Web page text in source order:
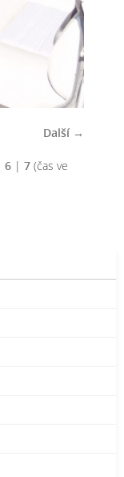
Další →
6 | 7 (čas ve